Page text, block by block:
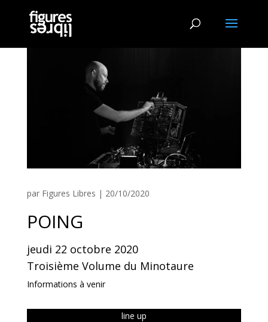
par Figures Libres | 20/10/2020
POING
jeudi 22 octobre 2020
Troisième Volume du Minotaure
Informations à venir
line up